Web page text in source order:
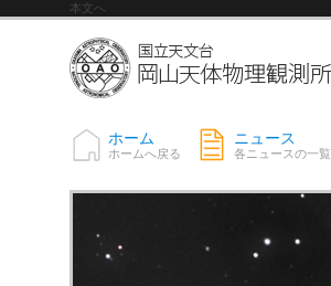
本文へ
ホーム
ホームへ戻る
ニュース
各ニュースの一覧